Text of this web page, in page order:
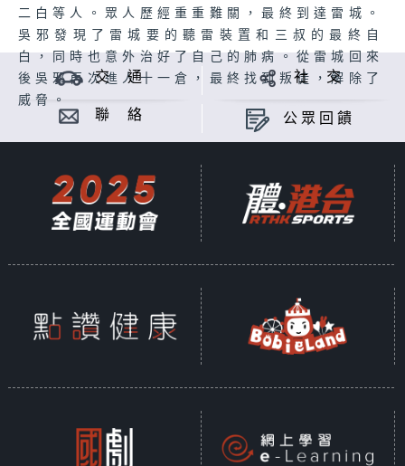
二白等人。眾人歷經重重難關，最終到達雷城。
吳邪發現了雷城要的聽雷裝置和三叔的最終自
白，同時也意外治好了自己的肺病。從雷城回來
後吳邪再次進人十一倉，最終找到叛徒，解除了
威脅。
交 通 社 交
聯 絡 公眾回饋